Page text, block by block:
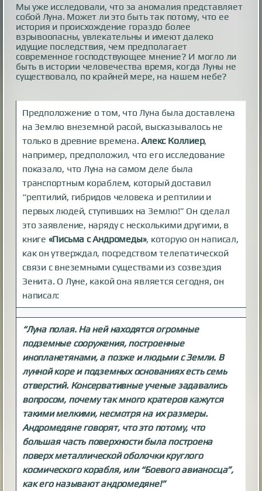
Мы уже исследовали, что за аномалия представляет
собой Луна. Может ли это быть так потому, что ее
история и происхождение гораздо более
взрывоопасны, увлекательны и имеют далеко
идущие последствия, чем предполагает
современное господствующее мнение? И могло ли
быть в истории человечества время, когда Луны не
существовало, по крайней мере, на нашем небе?
Предположение о том, что Луна была доставлена
на Землю внеземной расой, высказывалось не
только в древние времена.Алекс Коллиер,
например, предположил, что его исследование
показало, что Луна на самом деле была
транспортным кораблем, который доставил
“рептилий, гибридов человека и рептилии и
первых людей, ступивших на Землю!” Он сделал
это заявление, наряду с несколькими другими, в
книге «Письма с Андромеды», которую он написал,
как он утверждал, посредством телепатической
связи с внеземными существами из созвездия
Зенита. О Луне, какой она является сегодня, он
написал:
“Луна полая. На ней находятся огромные
подземные сооружения, построенные
инопланетянами, а позже и людьми с Земли. В
лунной коре и подземных основаниях есть семь
отверстий. Консервативные ученые задавались
вопросом, почему так много кратеров кажутся
такими мелкими, несмотря на их размеры.
Андромедяне говорят, что это потому, что
большая часть поверхности была построена
поверх металлической оболочки круглого
космического корабля, или “Боевого авианосца”,
как его называют андромедяне!”